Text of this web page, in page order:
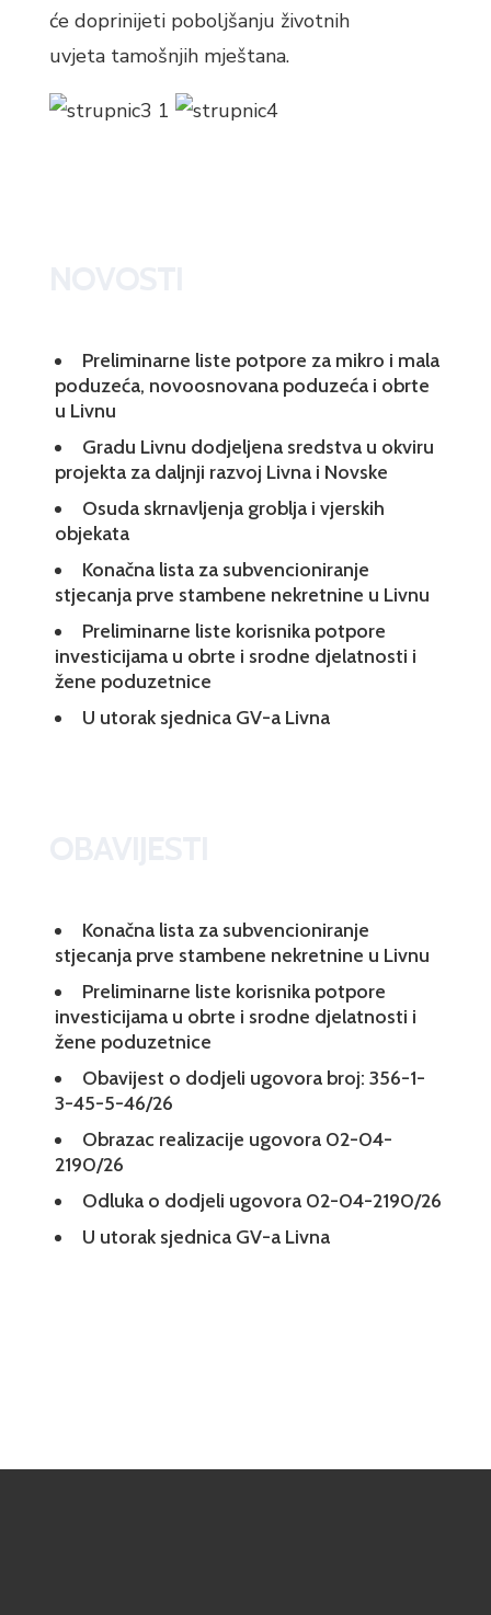
će doprinijeti poboljšanju životnih
uvjeta tamošnjih mještana.
Preliminarne liste potpore za mikro i mala
poduzeća, novoosnovana poduzeća i obrte
u Livnu
Gradu Livnu dodjeljena sredstva u okviru
projekta za daljnji razvoj Livna i Novske
Osuda skrnavljenja groblja i vjerskih
objekata
Konačna lista za subvencioniranje
stjecanja prve stambene nekretnine u Livnu
Preliminarne liste korisnika potpore
investicijama u obrte i srodne djelatnosti i
žene poduzetnice
U utorak sjednica GV-a Livna
Konačna lista za subvencioniranje
stjecanja prve stambene nekretnine u Livnu
Preliminarne liste korisnika potpore
investicijama u obrte i srodne djelatnosti i
žene poduzetnice
Obavijest o dodjeli ugovora broj: 356-1-
3-45-5-46/26
Obrazac realizacije ugovora 02-04-
2190/26
Odluka o dodjeli ugovora 02-04-2190/26
U utorak sjednica GV-a Livna